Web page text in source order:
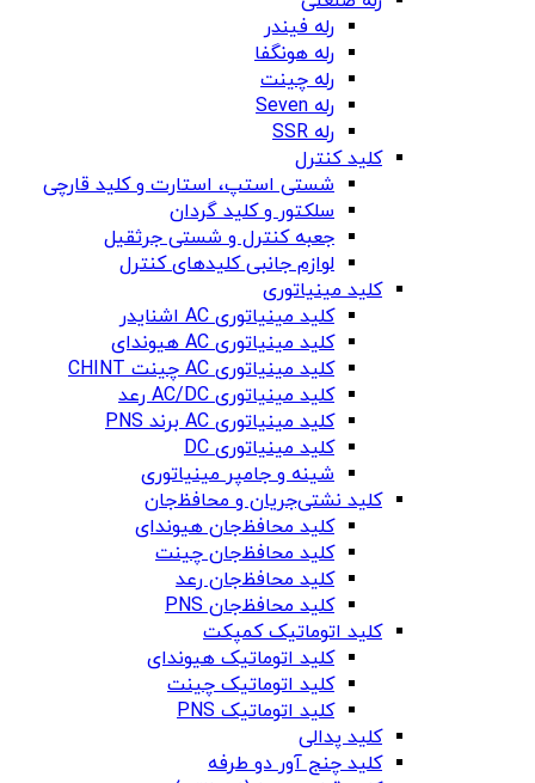
رله فیندر
رله هونگفا
رله چینت
رله Seven
رله SSR
کلید کنترل
شستی استپ، استارت و کلید قارچی
سلکتور و کلید گردان
جعبه کنترل و شستی جرثقیل
لوازم جانبی کلیدهای کنترل
کلید مینیاتوری
کلید مینیاتوری AC اشنایدر
کلید مینیاتوری AC هیوندای
کلید مینیاتوری AC چینت CHINT
کلید مینیاتوری AC/DC رعد
کلید مینیاتوری AC برند PNS
کلید مینیاتوری DC
شینه و جامپر مینیاتوری
کلید نشتی‌جریان و محافظ‌جان
کلید محافظ‌جان هیوندای
کلید محافظ‌جان چینت
کلید محافظ‌جان رعد
کلید محافظ‌جان PNS
کلید اتوماتیک کمپکت
کلید اتوماتیک هیوندای
کلید اتوماتیک چینت
کلید اتوماتیک PNS
کلید پدالی
کلید چنج آور دو طرفه